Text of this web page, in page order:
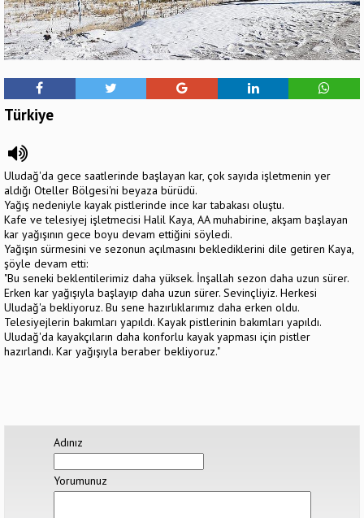
Türkiye
Uludağ'da gece saatlerinde başlayan kar, çok sayıda işletmenin yer
aldığı Oteller Bölgesi'ni beyaza bürüdü.
Yağış nedeniyle kayak pistlerinde ince kar tabakası oluştu.
Kafe ve telesiyej işletmecisi Halil Kaya, AA muhabirine, akşam başlayan
kar yağışının gece boyu devam ettiğini söyledi.
Yağışın sürmesini ve sezonun açılmasını beklediklerini dile getiren Kaya,
şöyle devam etti:
"Bu seneki beklentilerimiz daha yüksek. İnşallah sezon daha uzun sürer.
Erken kar yağışıyla başlayıp daha uzun sürer. Sevinçliyiz. Herkesi
Uludağ'a bekliyoruz. Bu sene hazırlıklarımız daha erken oldu.
Telesiyejlerin bakımları yapıldı. Kayak pistlerinin bakımları yapıldı.
Uludağ'da kayakçıların daha konforlu kayak yapması için pistler
hazırlandı. Kar yağışıyla beraber bekliyoruz."
Adınız
Yorumunuz